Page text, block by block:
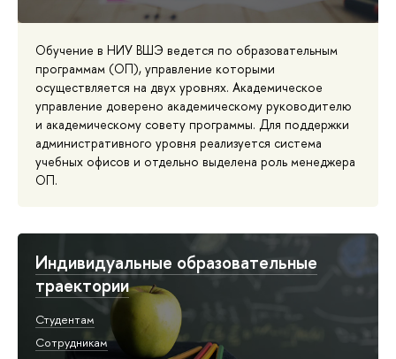
Обучение в НИУ ВШЭ ведется по образовательным
программам (ОП), управление которыми
осуществляется на двух уровнях. Академическое
управление доверено академическому руководителю
и академическому совету программы. Для поддержки
административного уровня реализуется система
учебных офисов и отдельно выделена роль менеджера
ОП.
Индивидуальные образовательные
траектории
Студентам
Сотрудникам